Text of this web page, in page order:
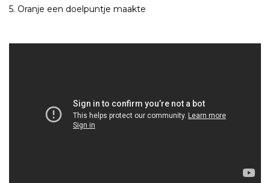
5. Oranje een doelpuntje maakte